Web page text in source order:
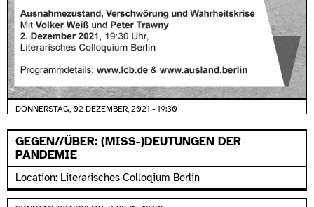
DONNERSTAG, 02 DEZEMBER, 2021 - 19:30
GEGEN//ÜBER: (MISS-)DEUTUNGEN DER
PANDEMIE
Location: Literarisches Colloqium Berlin